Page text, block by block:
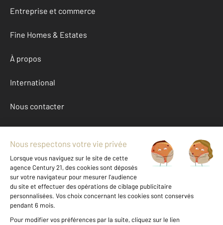
Entreprise et commerce
Fine Homes & Estates
À propos
International
Nous contacter
Mentions légales & CGU et Barèmes d'honoraires
Données personnelles
Gestionnaire des cookies
Location maison autour de BISCARROSSE (40600)